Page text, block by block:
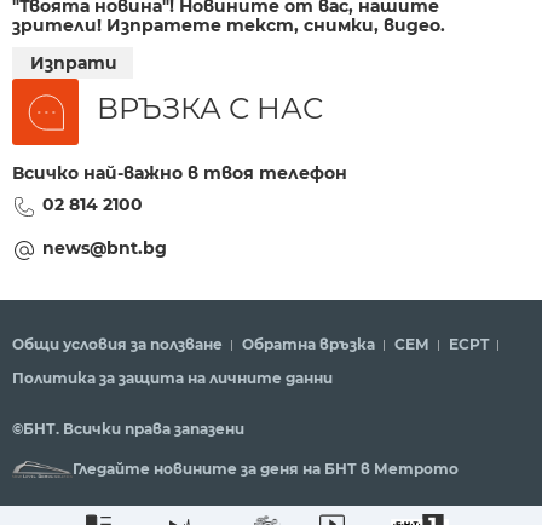
"Твоята новина"! Новините от вас, нашите
зрители! Изпратете текст, снимки, видео.
Изпрати
ВРЪЗКА С НАС
Всичко най-важно в твоя телефон
02 814 2100
news@bnt.bg
Общи условия за ползване Обратна връзка СЕМ
ECPT
Политика за защита на личните данни
©БНТ. Всички права запазени
Гледайте новините за деня на БНТ в Метрото